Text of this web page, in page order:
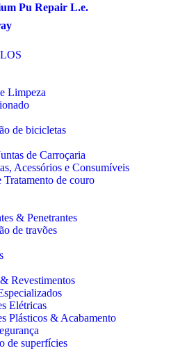
Pu Repair L.e.
Limpeza
de bicicletas
de Carroçaria
Acessórios e Consumíveis
Tratamento de couro
& Penetrantes
de travões
Revestimentos
Elétricas
Plásticos & Acabamento
de superfícies